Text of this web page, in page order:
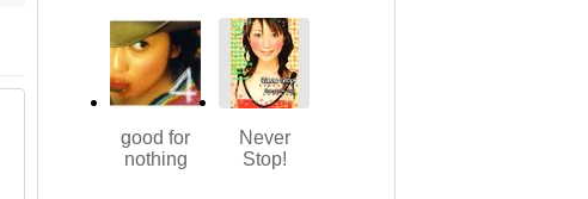
good for
nothing
Never
Stop!